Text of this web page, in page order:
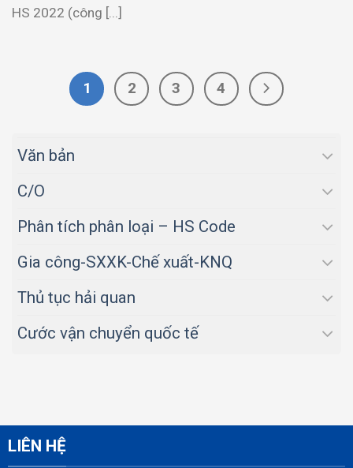
HS 2022 (công [...]
1 2 3 4
Văn bản
C/O
Phân tích phân loại – HS Code
Gia công-SXXK-Chế xuất-KNQ
Thủ tục hải quan
Cước vận chuyển quốc tế
LIÊN HỆ